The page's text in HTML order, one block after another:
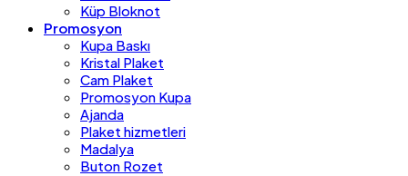
Küp Bloknot
Promosyon
Kupa Baskı
Kristal Plaket
Cam Plaket
Promosyon Kupa
Ajanda
Plaket hizmetleri
Madalya
Buton Rozet